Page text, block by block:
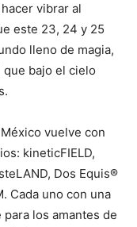
vibrar al
este 23, 24 y 25
lleno de magia,
bajo el cielo
vuelve con
kineticFIELD,
Dos Equis®
Cada uno con una
los amantes de